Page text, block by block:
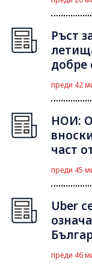
Ръст
добре
преди 42
НОИ:
част
преди 45
Uber
преди 46